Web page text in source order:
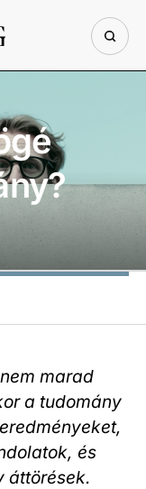
marad
a tudomány
és
áttörések.